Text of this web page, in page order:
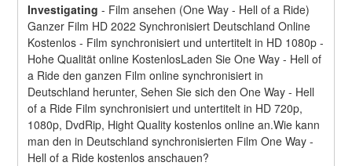
Investigating - Film ansehen (One Way - Hell of a Ride)
Ganzer Film HD 2022 Synchronisiert Deutschland Online
Kostenlos - Film synchronisiert und untertitelt in HD 1080p -
Hohe Qualität online KostenlosLaden Sie One Way - Hell of
a Ride den ganzen Film online synchronisiert in
Deutschland herunter, Sehen Sie sich den One Way - Hell
of a Ride Film synchronisiert und untertitelt in HD 720p,
1080p, DvdRip, Hight Quality kostenlos online an.Wie kann
man den in Deutschland synchronisierten Film One Way -
Hell of a Ride kostenlos anschauen?